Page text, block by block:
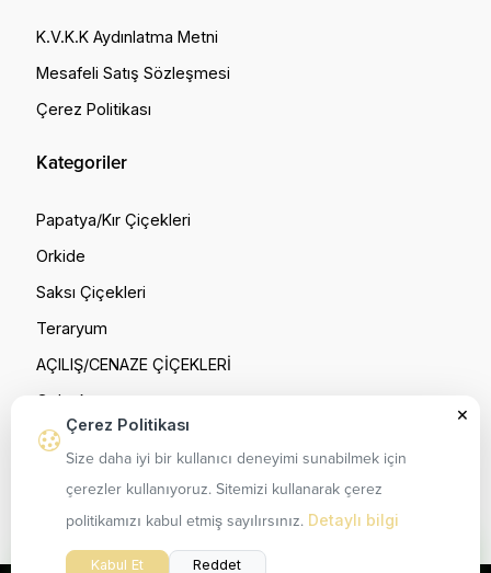
K.V.K.K Aydınlatma Metni
Mesafeli Satış Sözleşmesi
Çerez Politikası
Kategoriler
Papatya/Kır Çiçekleri
Orkide
Saksı Çiçekleri
Teraryum
AÇILIŞ/CENAZE ÇİÇEKLERİ
Çelenk
Gül Buketleri
Çerez Politikası
Size daha iyi bir kullanıcı deneyimi sunabilmek için
çerezler kullanıyoruz. Sitemizi kullanarak çerez
politikamızı kabul etmiş sayılırsınız. Detaylı bilgi
Kabul Et Reddet
×